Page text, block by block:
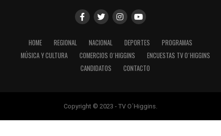
HOME REGIONAL NACIONAL DEPORTES
PROGRAMAS
MÚSICA Y CULTURA
COMERCIOS O´HIGGINS
ENCUESTAS TV O´HIGGINS
CANDIDATOS
CONTACTO
Copyright © 2023 - TV O´Higgins.